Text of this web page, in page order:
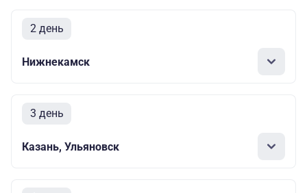
2 день
Нижнекамск
3 день
Казань, Ульяновск